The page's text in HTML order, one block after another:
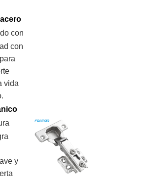
con
con
vida
y